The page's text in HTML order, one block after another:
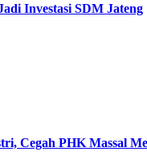
Investasi SDM Jateng
Cegah PHK Massal